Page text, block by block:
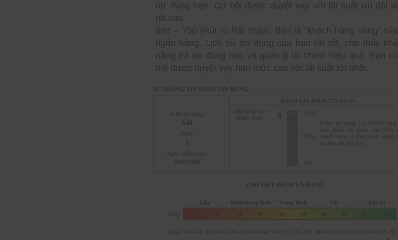
nợ đúng hạn. Cơ hội được duyệt vay với lãi suất ưu đãi là
rất cao.
680 – 750 (Rủi ro Rất thấp): Bạn là "khách hàng vàng" của
ngân hàng. Lịch sử tín dụng của bạn rất tốt, cho thấy khả
năng trả nợ đúng hạn và quản lý tài chính hiệu quả. Bạn có
thể được duyệt vay hạn mức cao với lãi suất tốt nhất.